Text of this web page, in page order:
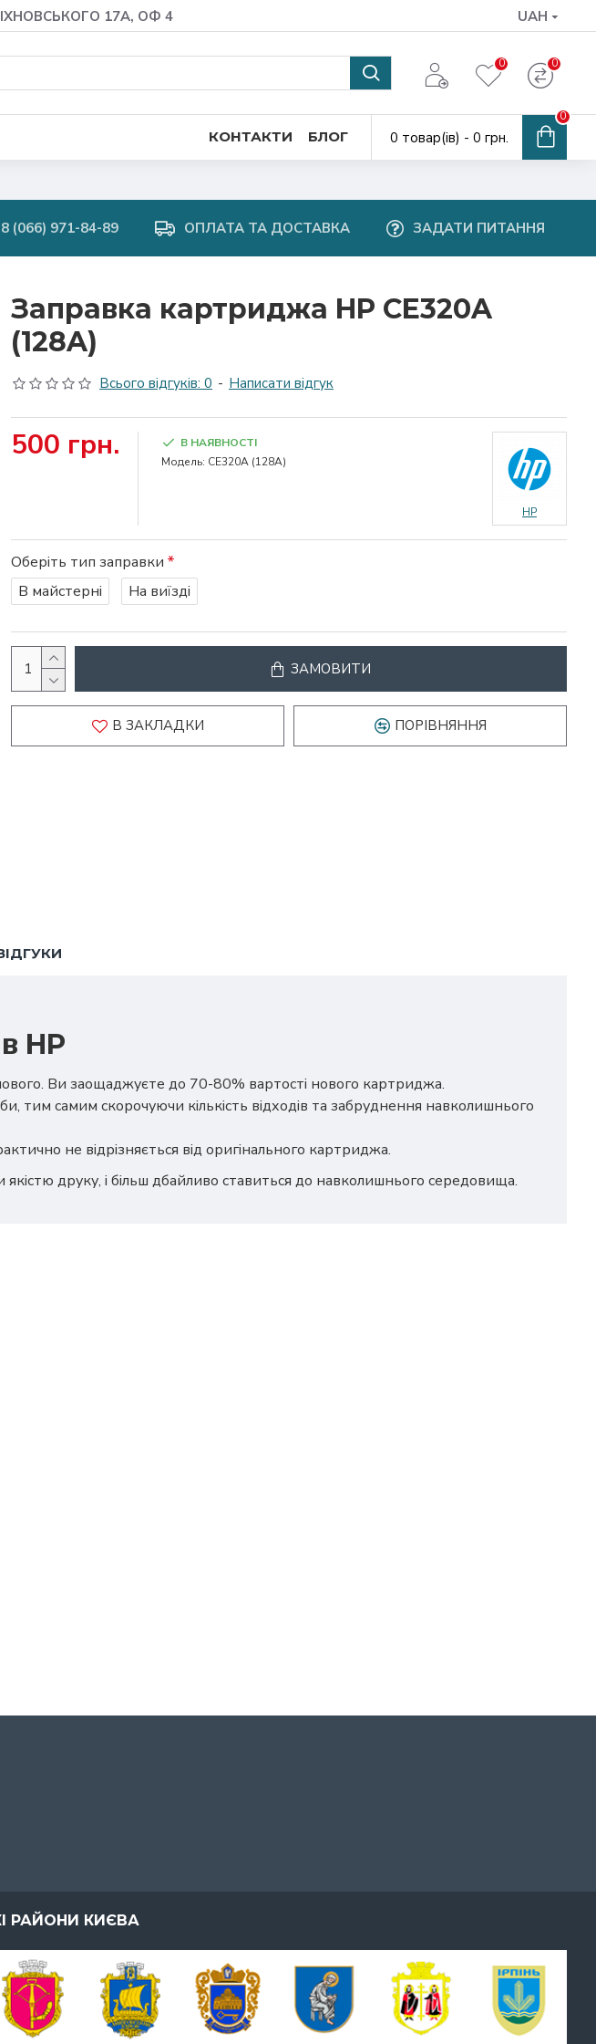
17А, ОФ 4 UAH
0 0
КОНТАКТИ БЛОГ 0 товар(ів) - 0 грн.
0
(066) 971-84-89 ОПЛАТА ТА ДОСТАВКА ЗАДАТИ ПИТАННЯ
Заправка картриджа HP CE320A
(128A)
Всього відгуків: 0 - Написати відгук
500 грн.
В НАЯВНОСТІ
Модель: CE320A (128A)
HP
Оберіть тип заправки
В майстерні
На виїзді
ЗАМОВИТИ
В ЗАКЛАДКИ ПОРІВНЯННЯ
HP
Ви заощаджуєте до 70-80% вартості нового картриджа.
тим самим скорочуючи кількість відходів та забруднення навколишнього
не відрізняється від оригінального картриджа.
друку, і більш дбайливо ставиться до навколишнього середовища.
РАЙОНИ КИЄВА